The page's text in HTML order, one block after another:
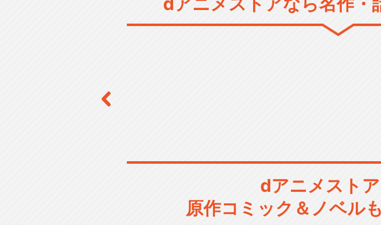
dアニメスト
原作コミック＆ノベル